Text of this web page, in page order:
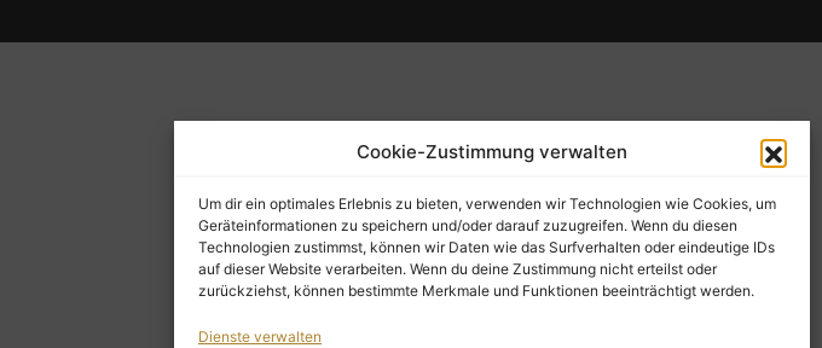
Cookie-Zustimmung verwalten
Um dir ein optimales Erlebnis zu bieten, verwenden wir Technologien wie Cookies, um
Geräteinformationen zu speichern und/oder darauf zuzugreifen. Wenn du diesen
Technologien zustimmst, können wir Daten wie das Surfverhalten oder eindeutige IDs
auf dieser Website verarbeiten. Wenn du deine Zustimmung nicht erteilst oder
zurückziehst, können bestimmte Merkmale und Funktionen beeinträchtigt werden.
Dienste verwalten